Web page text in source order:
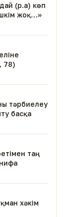
(р.а) көп
жоқ…»
78)
тәрбиелеу
басқа
таң
хәкім